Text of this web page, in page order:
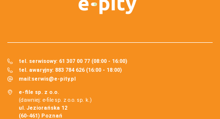
tel. serwisowy: 61 307 00 77 (08:00 - 16:00)
tel. awaryjny: 883 784 626 (16:00 - 18:00)
mail:serwis@e-pity.pl
e-file sp. z o.o.
(dawniej: e-file sp. z o.o. sp. k.)
ul. Jeziorańska 12
(60-461) Poznań